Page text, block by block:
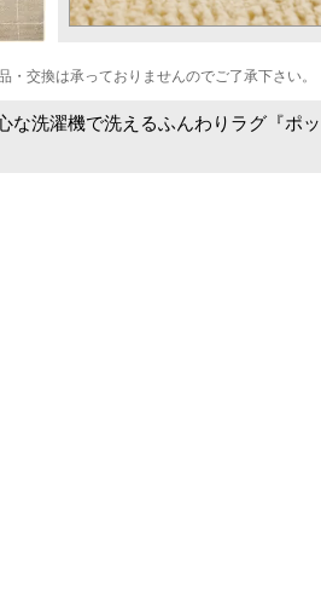
交換は承っておりませんのでご了承下さい。
な洗濯機で洗えるふんわりラグ『ポッ